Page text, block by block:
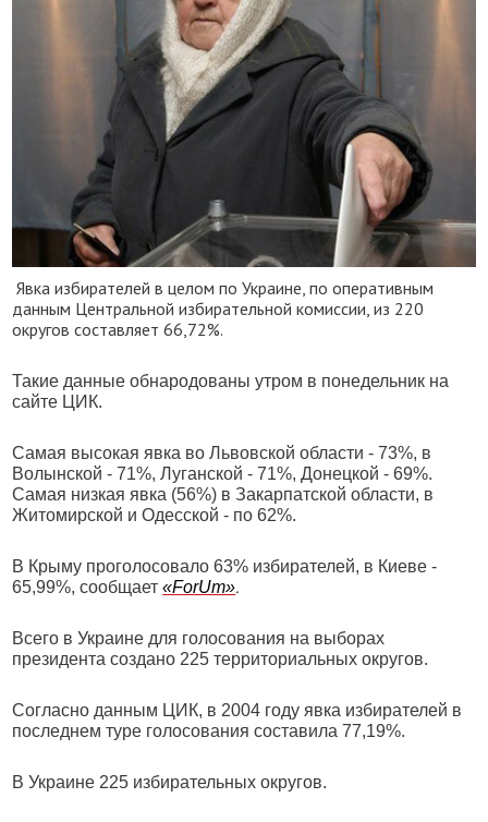
Явка избирателей в целом по Украине, по оперативным
данным Центральной избирательной комиссии, из 220
округов составляет 66,72%.
Такие данные обнародованы утром в понедельник на
сайте ЦИК.
Самая высокая явка во Львовской области - 73%, в
Волынской - 71%, Луганской - 71%, Донецкой - 69%.
Самая низкая явка (56%) в Закарпатской области, в
Житомирской и Одесской - по 62%.
В Крыму проголосовало 63% избирателей, в Киеве -
65,99%, сообщает «ForUm».
Всего в Украине для голосования на выборах
президента создано 225 территориальных округов.
Согласно данным ЦИК, в 2004 году явка избирателей в
последнем туре голосования составила 77,19%.
В Украине 225 избирательных округов.